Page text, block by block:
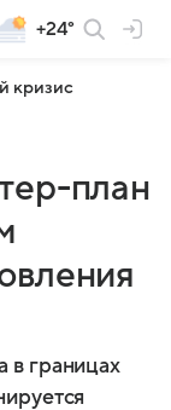
+24°
кризис
план
в границах